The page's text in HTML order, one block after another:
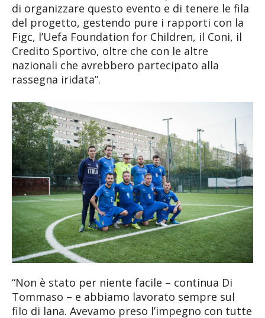
di organizzare questo evento e di tenere le fila
del progetto, gestendo pure i rapporti con la
Figc, l’Uefa Foundation for Children, il Coni, il
Credito Sportivo, oltre che con le altre
nazionali che avrebbero partecipato alla
rassegna iridata”.
“Non è stato per niente facile – continua Di
Tommaso – e abbiamo lavorato sempre sul
filo di lana. Avevamo preso l’impegno con tutte